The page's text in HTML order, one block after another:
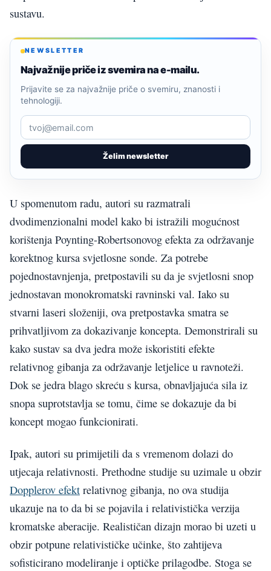
sustavu.
NEWSLETTER
Najvažnije priče iz svemira na e-mailu.
Želim newsletter
Prijavite se za najvažnije priče o svemiru, znanosti i
tehnologiji.
U spomenutom radu, autori su razmatrali
dvodimenzionalni model kako bi istražili mogućnost
korištenja Poynting-Robertsonovog efekta za održavanje
korektnog kursa svjetlosne sonde. Za potrebe
pojednostavnjenja, pretpostavili su da je svjetlosni snop
jednostavan monokromatski ravninski val. Iako su
stvarni laseri složeniji, ova pretpostavka smatra se
prihvatljivom za dokazivanje koncepta. Demonstrirali su
kako sustav sa dva jedra može iskoristiti efekte
relativnog gibanja za održavanje letjelice u ravnoteži.
Dok se jedra blago skreću s kursa, obnavljajuća sila iz
snopa suprotstavlja se tomu, čime se dokazuje da bi
koncept mogao funkcionirati.
Ipak, autori su primijetili da s vremenom dolazi do
utjecaja relativnosti. Prethodne studije su uzimale u obzir
Dopplerov efekt relativnog gibanja, no ova studija
ukazuje na to da bi se pojavila i relativistička verzija
kromatske aberacije. Realističan dizajn morao bi uzeti u
obzir potpune relativističke učinke, što zahtijeva
sofisticirano modeliranje i optičke prilagodbe. Stoga se